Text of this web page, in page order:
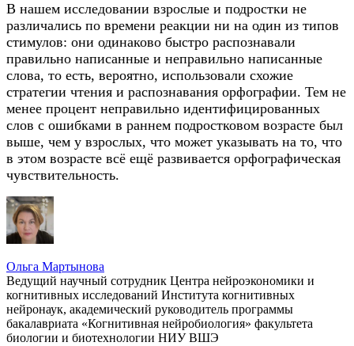
В нашем исследовании взрослые и подростки не
различались по времени реакции ни на один из типов
стимулов: они одинаково быстро распознавали
правильно написанные и неправильно написанные
слова, то есть, вероятно, использовали схожие
стратегии чтения и распознавания орфографии. Тем не
менее процент неправильно идентифицированных
слов с ошибками в раннем подростковом возрасте был
выше, чем у взрослых, что может указывать на то, что
в этом возрасте всё ещё развивается орфографическая
чувствительность.
Ольга Мартынова
Ведущий научный сотрудник Центра нейроэкономики и
когнитивных исследований Института когнитивных
нейронаук, академический руководитель программы
бакалавриата «Когнитивная нейробиология» факультета
биологии и биотехнологии НИУ ВШЭ